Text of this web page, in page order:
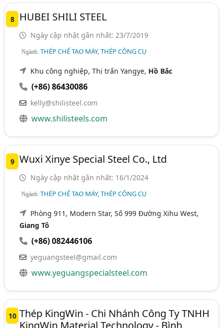
8 HUBEI SHILI STEEL
Ngày cập nhật gần nhất: 23/7/2019
Ngành:THÉP CHẾ TẠO MÁY, THÉP CÔNG CỤ
Khu công nghiệp, Thị trấn Yangye, Hồ Bắc
(+86) 86430086
kelly@shilisteel.com
www.shilisteels.com
9 Wuxi Xinye Special Steel Co., Ltd
Ngày cập nhật gần nhất: 16/1/2024
Ngành:THÉP CHẾ TẠO MÁY, THÉP CÔNG CỤ
Phòng 911, Modern Star, Số 999 Đường Xihu West,
Giang Tô
(+86) 082446106
yeguangsteel@gmail.com
www.yeguangspecialsteel.com
10 Thép KingWin - Chi Nhánh Công Ty TNHH
KingWin Material Technology - Bình